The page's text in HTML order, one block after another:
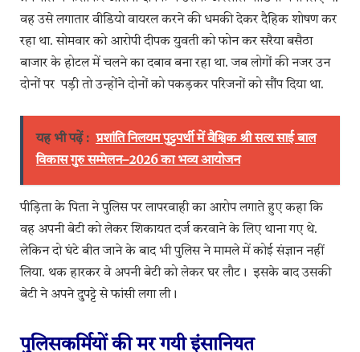
वह उसे लगातार वीडियो वायरल करने की धमकी देकर दैहिक शोषण कर
रहा था. सोमवार को आरोपी दीपक युवती को फोन कर सरैया बसैठा
बाजार के होटल में चलने का दबाव बना रहा था. जब लोगों की नजर उन
दोनों पर पड़ी तो उन्होंने दोनों को पकड़कर परिजनों को सौंप दिया था.
यह भी पढ़ें : प्रशांति निलयम पुट्टपर्थी में वैश्विक श्री सत्य साई बाल
विकास गुरु सम्मेलन–2026 का भव्य आयोजन
पीड़िता के पिता ने पुलिस पर लापरवाही का आरोप लगाते हुए कहा कि
वह अपनी बेटी को लेकर शिकायत दर्ज करवाने के लिए थाना गए थे.
लेकिन दो घंटे बीत जाने के बाद भी पुलिस ने मामले में कोई संज्ञान नहीं
लिया. थक हारकर वे अपनी बेटी को लेकर घर लौट। इसके बाद उसकी
बेटी ने अपने दुपट्टे से फांसी लगा ली।
पुलिसकर्मियों की मर गयी इंसानियत